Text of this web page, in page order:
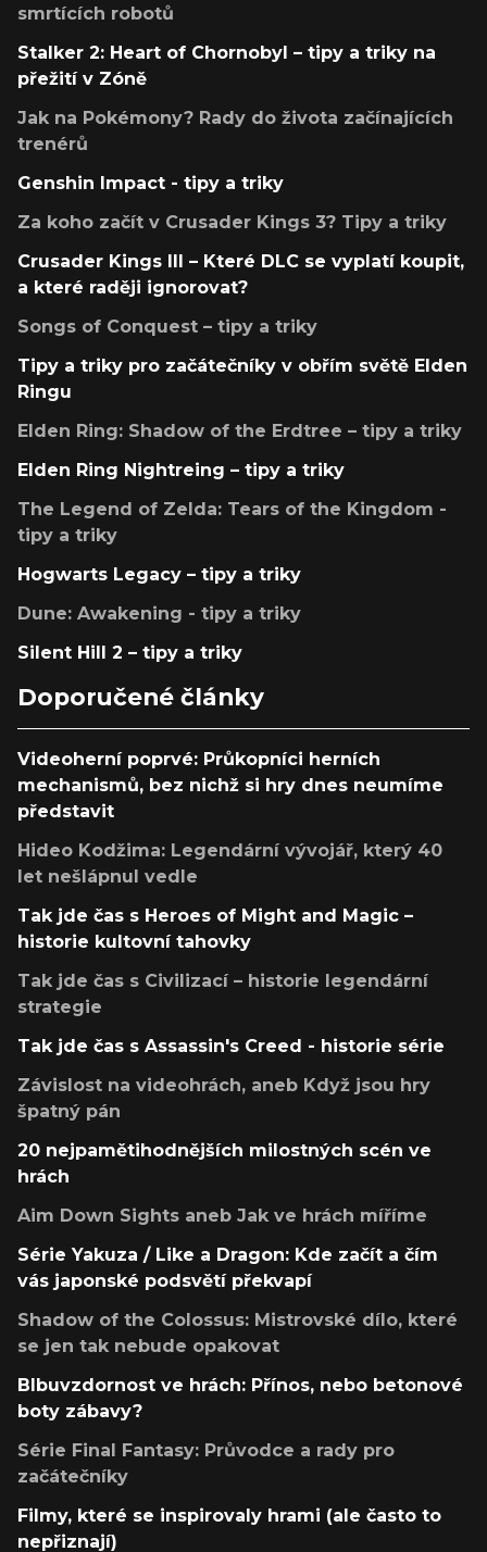
smrtících robotů
Stalker 2: Heart of Chornobyl – tipy a triky na
přežití v Zóně
Jak na Pokémony? Rady do života začínajících
trenérů
Genshin Impact - tipy a triky
Za koho začít v Crusader Kings 3? Tipy a triky
Crusader Kings III – Které DLC se vyplatí koupit,
a které raději ignorovat?
Songs of Conquest – tipy a triky
Tipy a triky pro začátečníky v obřím světě Elden
Ringu
Elden Ring: Shadow of the Erdtree – tipy a triky
Elden Ring Nightreing – tipy a triky
The Legend of Zelda: Tears of the Kingdom -
tipy a triky
Hogwarts Legacy – tipy a triky
Dune: Awakening - tipy a triky
Silent Hill 2 – tipy a triky
Doporučené články
Videoherní poprvé: Průkopníci herních
mechanismů, bez nichž si hry dnes neumíme
představit
Hideo Kodžima: Legendární vývojář, který 40
let nešlápnul vedle
Tak jde čas s Heroes of Might and Magic –
historie kultovní tahovky
Tak jde čas s Civilizací – historie legendární
strategie
Tak jde čas s Assassin's Creed - historie série
Závislost na videohrách, aneb Když jsou hry
špatný pán
20 nejpamětihodnějších milostných scén ve
hrách
Aim Down Sights aneb Jak ve hrách míříme
Série Yakuza / Like a Dragon: Kde začít a čím
vás japonské podsvětí překvapí
Shadow of the Colossus: Mistrovské dílo, které
se jen tak nebude opakovat
Blbuvzdornost ve hrách: Přínos, nebo betonové
boty zábavy?
Série Final Fantasy: Průvodce a rady pro
začátečníky
Filmy, které se inspirovaly hrami (ale často to
nepřiznají)